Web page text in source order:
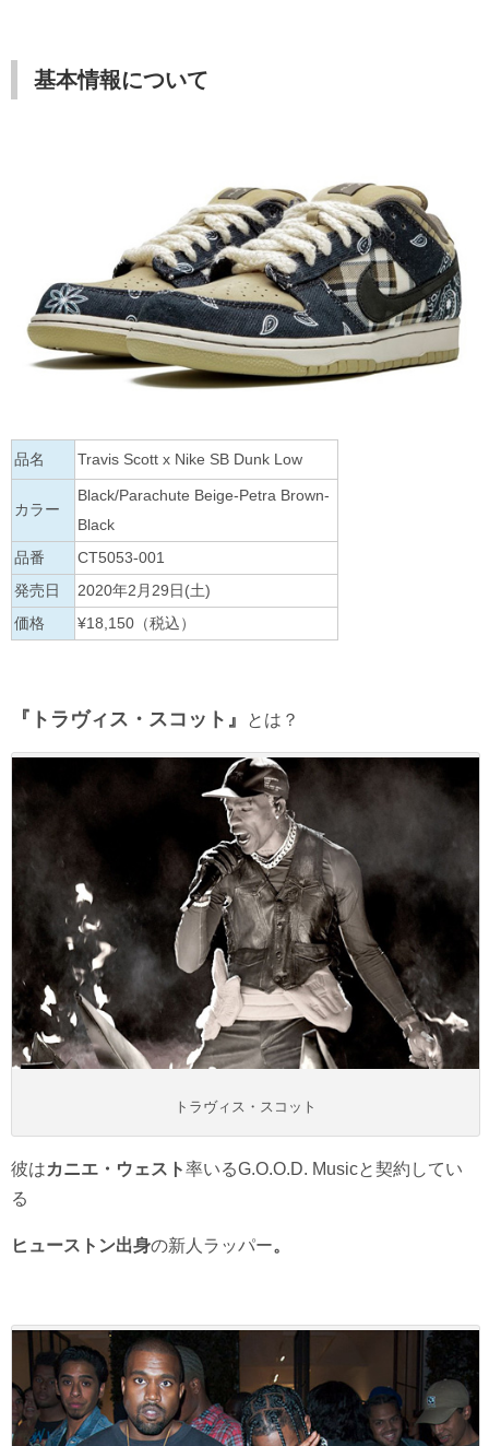
基本情報について
品名 Travis Scott x Nike SB Dunk Low
カラー
Black/Parachute Beige-Petra Brown-
Black
品番
CT5053-001
発売日
2020年2月29日(土)
価格
¥18,150（税込）
『トラヴィス・スコット』 とは？
トラヴィス・スコット
彼はカニエ・ウェスト率いるG.O.O.D. Musicと契約してい
る
ヒューストン出身の新人ラッパー。